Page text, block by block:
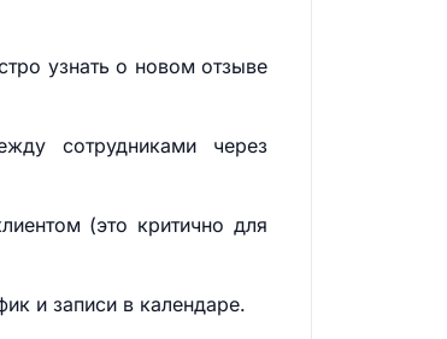
узнать о новом отзыве
сотрудниками через
(это критично для
и записи в календаре.